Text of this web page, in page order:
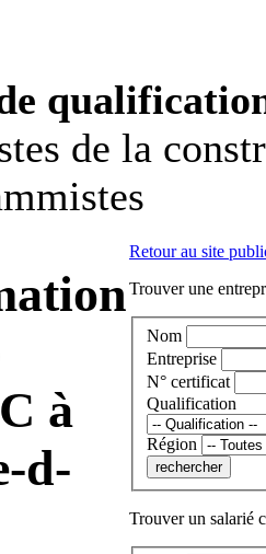
de la
à
d-
Retour au site
Trouver une
Nom
Entreprise
N° certificat
Qualification
Région
Trouver un salarié